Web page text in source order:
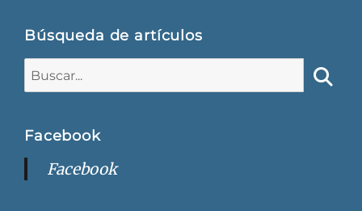
Búsqueda de artículos
Facebook
Facebook